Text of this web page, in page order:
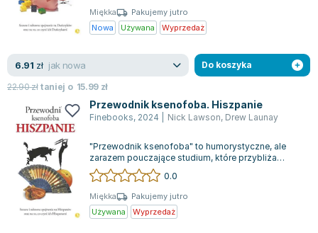
Książki o naukach politycznych dla studentów
Książki do nauk przyrodniczych dla studentów
Książki do nauk społecznych dla studentów
Książki do nauk ścisłych dla studentów
Prawo - książki dla studentów
Technologia żywności - książki
Zarządzanie i marketing - książki
Nauka języków obcych - książki
Podręczniki dla nauczycieli - metodyka
Repetytoria, testy i materiały pomocnicze
Bolesław Prus
Clive Cussler
Wanda Chotomska
Józef Ignacy Kraszewski
Clive Staples Lewis
Martyna Wojciechowska
Melissa De la Cruz
Blanka Lipińska
Jaś Kapela
Agatha Christie
Witold Gadowski
Jan Pietrzak
Miękka
Pakujemy jutro
Nowa
Używana Wyprzedaż
6.91 zł jak nowa
22.90złtaniej o 15.99 zł
Do koszyka
Przewodnik ksenofoba. Hiszpanie
Finebooks, 2024 Nick Lawson, Drew Launay
"Przewodnik ksenofoba" to humorystyczne, ale
zarazem pouczające studium, które przybliża
specyfikę i niezwykłości różnych narodów....
0.0
Miękka
Pakujemy jutro
Używana
Wyprzedaż